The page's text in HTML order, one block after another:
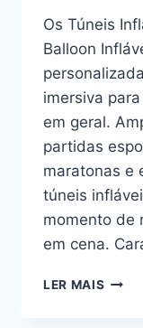
Os Túneis
Balloon
imersiva
em geral.
partidas
maratonas e
túneis
momento de
em cena.
LER MAIS